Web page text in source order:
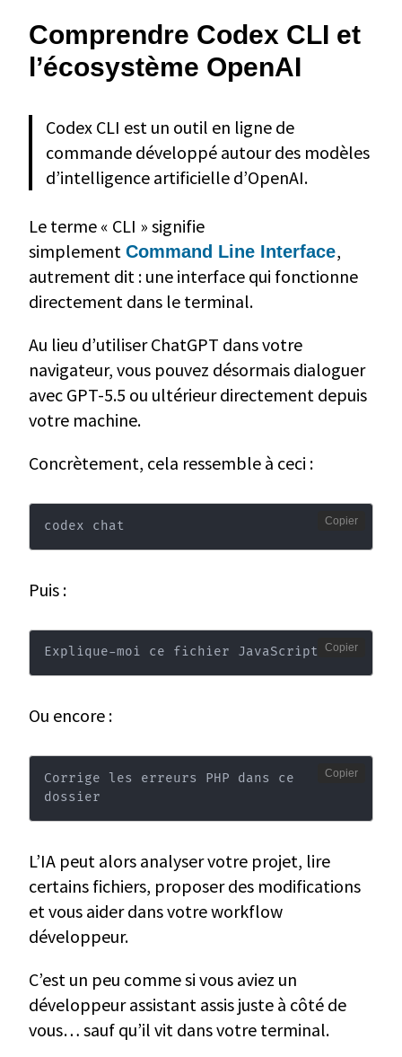
Comprendre Codex CLI et
l’écosystème OpenAI
Codex CLI est un outil en ligne de
commande développé autour des modèles
d’intelligence artificielle d’OpenAI.
Le terme « CLI » signifie
simplement Command Line Interface,
autrement dit : une interface qui fonctionne
directement dans le terminal.
Au lieu d’utiliser ChatGPT dans votre
navigateur, vous pouvez désormais dialoguer
avec GPT-5.5 ou ultérieur directement depuis
votre machine.
Concrètement, cela ressemble à ceci :
codex chat Copier
Puis :
Explique-moi ce fichier JavaScript Copier
Ou encore :
Corrige les erreurs PHP dans ce
dossier
Copier
L’IA peut alors analyser votre projet, lire
certains fichiers, proposer des modifications
et vous aider dans votre workflow
développeur.
C’est un peu comme si vous aviez un
développeur assistant assis juste à côté de
vous… sauf qu’il vit dans votre terminal.